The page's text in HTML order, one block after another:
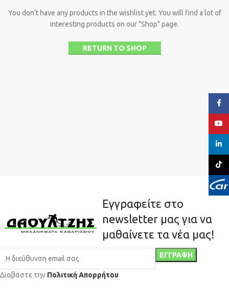
You don't have any products in the wishlist yet. You will find a lot of
interesting products on our "Shop" page.
RETURN TO SHOP
Εγγραφείτε στο
newsletter μας για να
μαθαίνετε τα νέα μας!
Διαβάστε την Πολιτική Απορρήτου